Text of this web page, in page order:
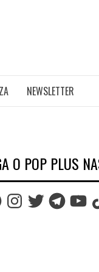
NEWSLETTER
O POP PLUS
Instagram
TwitterTelegram